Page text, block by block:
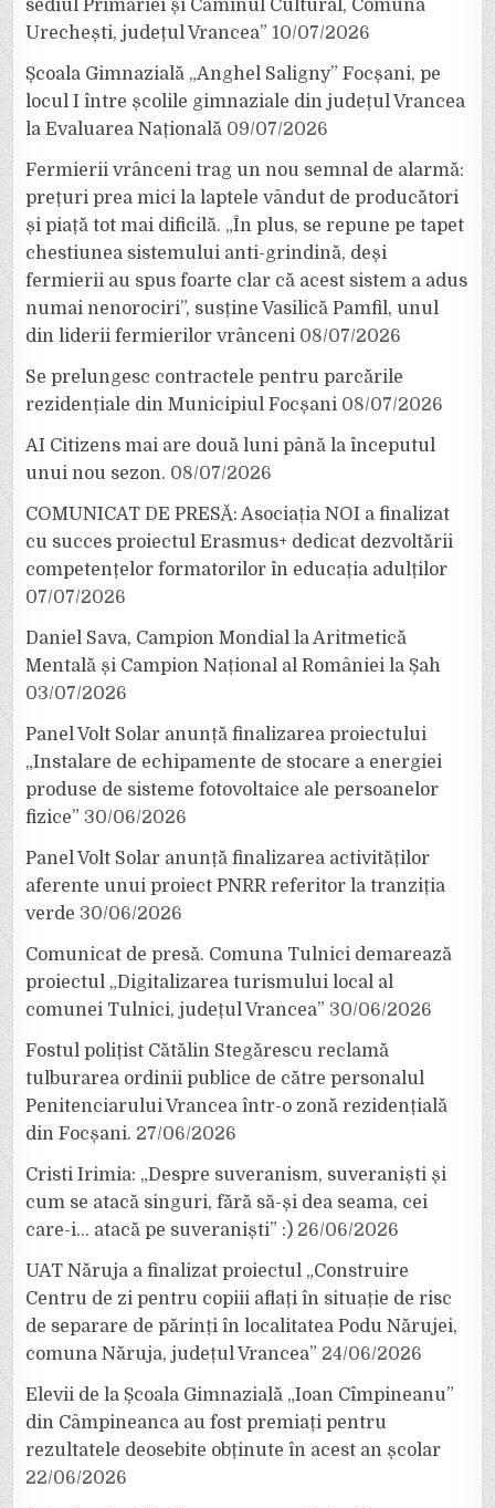
sediul Primăriei și Căminul Cultural, Comuna
Urechești, județul Vrancea” 10/07/2026
Școala Gimnazială „Anghel Saligny” Focșani, pe
locul I între școlile gimnaziale din județul Vrancea
la Evaluarea Națională 09/07/2026
Fermierii vrânceni trag un nou semnal de alarmă:
prețuri prea mici la laptele vândut de producători
și piață tot mai dificilă. „În plus, se repune pe tapet
chestiunea sistemului anti-grindină, deși
fermierii au spus foarte clar că acest sistem a adus
numai nenorociri”, susține Vasilică Pamfil, unul
din liderii fermierilor vrânceni 08/07/2026
Se prelungesc contractele pentru parcările
rezidențiale din Municipiul Focșani 08/07/2026
AI Citizens mai are două luni până la începutul
unui nou sezon. 08/07/2026
COMUNICAT DE PRESĂ: Asociația NOI a finalizat
cu succes proiectul Erasmus+ dedicat dezvoltării
competențelor formatorilor în educația adulților
07/07/2026
Daniel Sava, Campion Mondial la Aritmetică
Mentală și Campion Național al României la Șah
03/07/2026
Panel Volt Solar anunță finalizarea proiectului
„Instalare de echipamente de stocare a energiei
produse de sisteme fotovoltaice ale persoanelor
fizice” 30/06/2026
Panel Volt Solar anunță finalizarea activităților
aferente unui proiect PNRR referitor la tranziția
verde 30/06/2026
Comunicat de presă. Comuna Tulnici demarează
proiectul „Digitalizarea turismului local al
comunei Tulnici, județul Vrancea” 30/06/2026
Fostul polițist Cătălin Stegărescu reclamă
tulburarea ordinii publice de către personalul
Penitenciarului Vrancea într-o zonă rezidențială
din Focșani. 27/06/2026
Cristi Irimia: „Despre suveranism, suveraniști și
cum se atacă singuri, fără să-și dea seama, cei
care-i… atacă pe suveraniști” :) 26/06/2026
UAT Năruja a finalizat proiectul „Construire
Centru de zi pentru copiii aflați în situație de risc
de separare de părinți în localitatea Podu Nărujei,
comuna Năruja, județul Vrancea” 24/06/2026
Elevii de la Școala Gimnazială „Ioan Cîmpineanu”
din Câmpineanca au fost premiați pentru
rezultatele deosebite obținute în acest an școlar
22/06/2026